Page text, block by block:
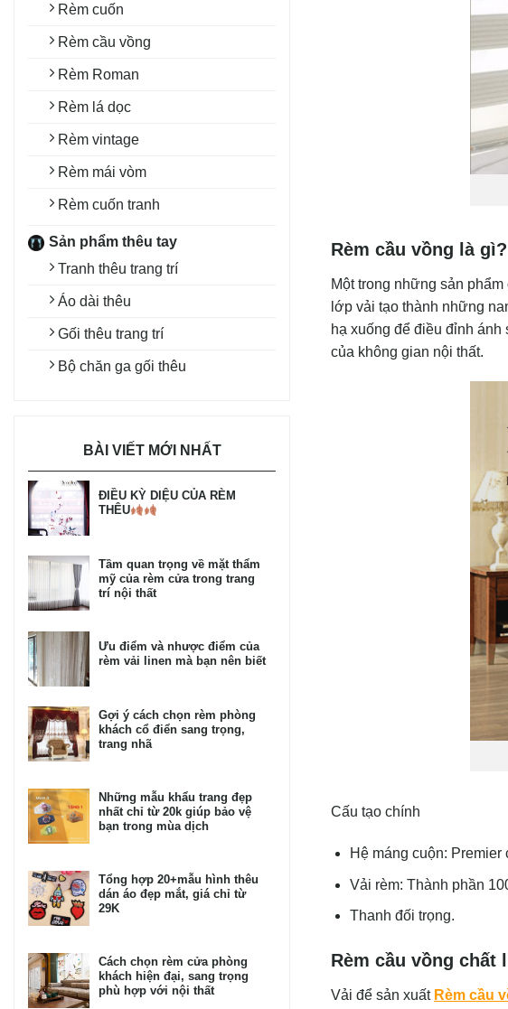
Rèm cuốn
Rèm cầu vồng
Rèm Roman
Rèm lá dọc
Rèm vintage
Rèm mái vòm
Rèm cuốn tranh
Sản phẩm thêu tay
Tranh thêu trang trí
Áo dài thêu
Gối thêu trang trí
Bộ chăn ga gối thêu
BÀI VIẾT MỚI NHẤT
ĐIỀU KỲ DIỆU CỦA RÈM
THÊU
Tầm quan trọng về mặt thẩm
mỹ của rèm cửa trong trang
trí nội thất
Ưu điểm và nhược điểm của
rèm vải linen mà bạn nên biết
Gợi ý cách chọn rèm phòng
khách cổ điển sang trọng,
trang nhã
Những mẫu khẩu trang đẹp
nhất chỉ từ 20k giúp bảo vệ
bạn trong mùa dịch
Tổng hợp 20+mẫu hình thêu
dán áo đẹp mắt, giá chỉ từ
29K
Cách chọn rèm cửa phòng
khách hiện đại, sang trọng
phù hợp với nội thất
Rèm cầu vồng là gì?
Một trong những sản
lớp vải tạo thành những
hạ xuống để điều đỉnh
của không gian nội thất.
Cấu tạo chính
Hệ máng cuộn: Premier
Vải rèm: Thành phần
Thanh đối trọng.
Rèm cầu vồng chất
Vải để sản xuất Rèm cầu